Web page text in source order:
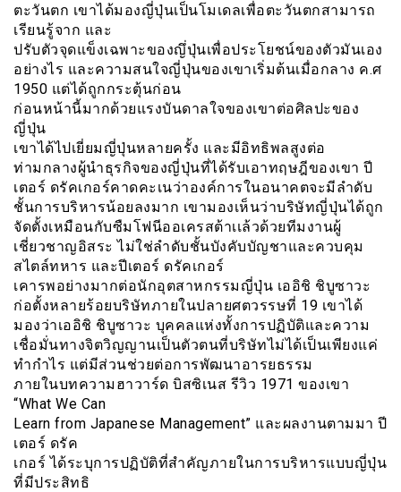
ตะวันตก เขาได้มองญี่ปุ่นเป็นโมเดลเพื่อตะวันตกสามารถ
เรียนรู้จาก และ
ปรับตัวจุดแข็งเฉพาะของญึ่ปุ่นเพื่อประโยชน์ของตัวมันเอง
อย่างไร และความสนใจญี่ปุ่นของเขาเริ่มต้นเมื่อกลาง ค.ศ
1950 แต่ได้ถูกกระตุ้นก่อน
ก่อนหน้านี้มากด้วยแรงบันดาลใจของเขาต่อศิลปะของ
ญี่ปุ่น
เขาได้ไปเยี่ยมญี่ปุ่นหลายครั้ง และมีอิทธิพลสูงต่อ
ท่ามกลางผู้นำธุรกิจของญี่ปุ่นที่ได้รับเอาทฤษฎีของเขา ปี
เตอร์ ดรัคเกอร์คาดคะเนว่าองค์การในอนาคตจะมีลำดับ
ชั้นการบริหารน้อยลงมาก เขามองเห็นว่าบริษัทญี่ปุ่นได้ถูก
จัดตั้งเหมือนกับซืมโฟนีออเครสต้าเเล้วด้วยทีมงานผู้
เชี่ยวชาญอิสระ ไม่ใช่ลำดับชั้นบังคับบัญชาและควบคุม
สไตล์ทหาร และปีเตอร์ ดรัคเกอร์
เคารพอย่างมากต่อนักอุตสาหกรรมญี่ปุ่น เออิชิ ชิบูซาวะ
ก่อตั้งหลายร้อยบริษัทภายในปลายศตวรรษที่ 19 เขาได้
มองว่าเออิชิ ชิบูซาวะ บุคคลแห่งทั้งการปฏิบัติและความ
เชื่อมั่นทางจิตวิญญานเป็นตัวตนที่บริษัทไม่ได้เป็นเพียงแค่
ทำกำไร แต่มีส่วนช่วยต่อการพัฒนาอารยธรรม
ภายในบทความฮาวาร์ด บิสซิเนส รีวิว 1971 ของเขา
“What We Can
Learn from Japanese Management” และผลงานตามมา ปี
เตอร์ ดรัค
เกอร์ ได้ระบุการปฏิบัติที่สำคัญภายในการบริหารแบบญี่ปุ่น
ที่มีประสิทธิ